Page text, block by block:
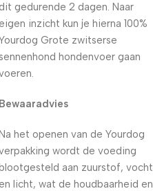
dit gedurende 2 dagen. Naar
eigen inzicht kun je hierna 100%
Grote zwitserse
sennenhond hondenvoer gaan
Bewaaradvies
het openen van de Yourdog
wordt de voeding
aan zuurstof, vocht
en licht, wat de houdbaarheid en